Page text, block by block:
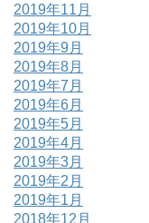
2019年11月
2019年10月
2019年9月
2019年8月
2019年7月
2019年6月
2019年5月
2019年4月
2019年3月
2019年2月
2019年1月
2018年12月